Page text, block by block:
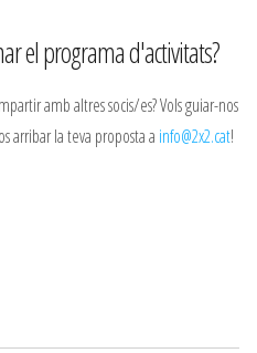
el programa d'activitats?
amb altres socis/es? Vols guiar-nos
arribar la teva proposta a info@2x2.cat!